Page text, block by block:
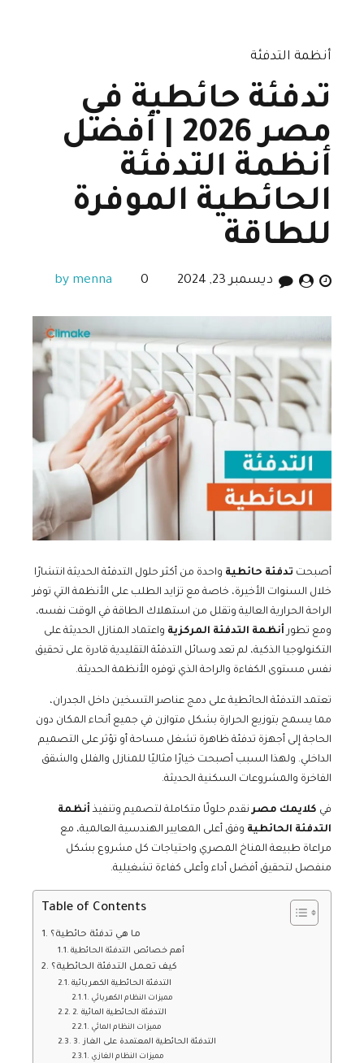
أنظمة التدفئة
تدفئة حائطية في
مصر 2026 | أفضل
أنظمة التدفئة
الحائطية الموفرة
للطاقة
ديسمبر 23, 2024 by menna 0
أصبحت تدفئة حائطية واحدة من أكثر حلول التدفئة الحديثة انتشارًا
خلال السنوات الأخيرة، خاصة مع تزايد الطلب على الأنظمة التي توفر
الراحة الحرارية العالية وتقلل من استهلاك الطاقة في الوقت نفسه،
ومع تطور أنظمة التدفئة المركزية واعتماد المنازل الحديثة على
التكنولوجيا الذكية، لم تعد وسائل التدفئة التقليدية قادرة على تحقيق
نفس مستوى الكفاءة والراحة الذي توفره الأنظمة الحديثة.
تعتمد التدفئة الحائطية على دمج عناصر التسخين داخل الجدران،
مما يسمح بتوزيع الحرارة بشكل متوازن في جميع أنحاء المكان دون
الحاجة إلى أجهزة تدفئة ظاهرة تشغل مساحة أو تؤثر على التصميم
الداخلي. ولهذا السبب أصبحت خيارًا مثاليًا للمنازل والفلل والشقق
الفاخرة والمشروعات السكنية الحديثة.
في كلايمك مصرنقدم حلولًا متكاملة لتصميم وتنفيذ أنظمة
التدفئة الحائطية وفق أعلى المعايير الهندسية العالمية، مع
مراعاة طبيعة المناخ المصري واحتياجات كل مشروع بشكل
منفصل لتحقيق أفضل أداء وأعلى كفاءة تشغيلية.
Table of Contents
ما هي تدفئة حائطية؟
أهم خصائص التدفئة الحائطية
كيف تعمل التدفئة الحائطية؟
التدفئة الحائطية الكهربائية
مميزات النظام الكهربائي
2. التدفئة الحائطية المائية
مميزات النظام المائي
3. التدفئة الحائطية المعتمدة على الغاز
مميزات النظام الغازي